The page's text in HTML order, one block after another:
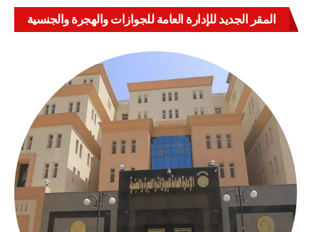
المقر الجديد للإدارة العامة للجوازات والهجرة والجنسية